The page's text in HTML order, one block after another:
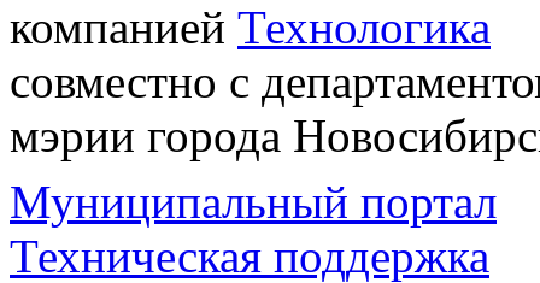
компанией Технологика
совместно с
мэрии города
Муниципальный портал
Техническая поддержка